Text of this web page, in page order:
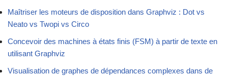
Maîtriser les moteurs de disposition dans Graphviz : Dot vs
Neato vs Twopi vs Circo
Concevoir des machines à états finis (FSM) à partir de texte en
utilisant Graphviz
Visualisation de graphes de dépendances complexes dans de